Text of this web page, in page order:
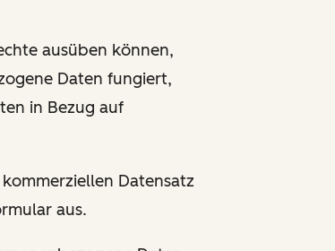
ausüben können,
Daten fungiert,
in Bezug auf
Datensatz
aus.